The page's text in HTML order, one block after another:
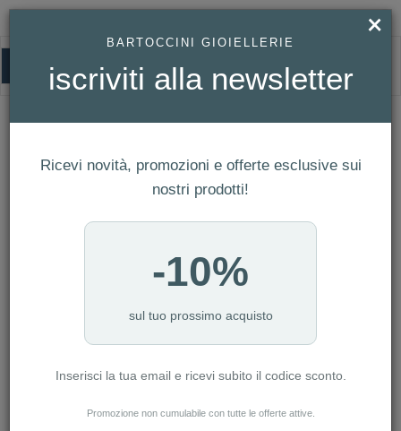
HOMEPAGE
SWAROVSKI - ANELLO APERTO IDYLLIA, TAGLIO MISTO, FIORE, VERDE,
Swarovski - Anello aperto Idyllia, Taglio
misto, Fiore, Verde, Placcato color oro
Ref. 5721597
×
BARTOCCINI GIOIELLERIE
iscriviti alla newsletter
Ricevi novità, promozioni e offerte esclusive sui
nostri prodotti!
-10%
sul tuo prossimo acquisto
Inserisci la tua email e ricevi subito il codice sconto.
Promozione non cumulabile con tutte le offerte attive.